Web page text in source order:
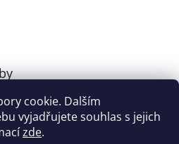
cookie. Dalším
vyjadřujete souhlas s jejich
zde.